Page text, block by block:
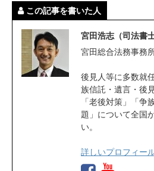
この記事を書いた人
宮田浩志（司法書士
宮田総合法務事務
後見人等に多数就
族信託・遺言・後
「老後対策」「争
題」について全国
い。
詳しいプロフィー